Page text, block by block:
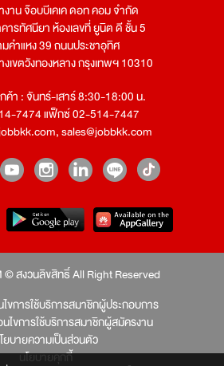
าน จ๊อบบีเคเค ดอท คอม จำกัด
ารทัศนียา ห้องเลขที่ ยูนิต ดี ชั้น 5
คำแหง 39 ถนนประชาอุทิศ
งเขตวังทองหลาง กรุงเทพฯ 10310
ค้า : จันทร์-เสาร์ 8:30-18:00 น.
7474 แฟ็กซ์ 02-514-7447
,sales@jobbkk.com
สงวนลิขสิทธิ์ All Right Reserved
ไขการใช้บริการสมาชิกผู้ประกอบการ
นไขการใช้บริการสมาชิกผู้สมัครงาน
ยบายความเป็นส่วนตัว
นโยบายคุกกี้